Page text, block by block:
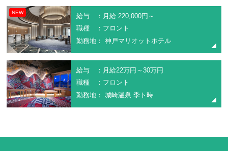
NEW
給与 ：月給 220,000円～
職種 ：フロント
勤務地： 神戸マリオットホテル
給与 ：月給22万円～30万円
職種 ：フロント
勤務地： 城崎温泉 季ト時